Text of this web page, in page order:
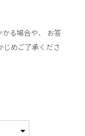
る場合や、 お答
じめご了承くださ